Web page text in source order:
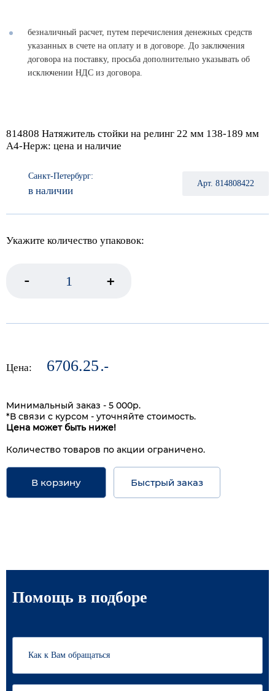
безналичный расчет, путем перечисления денежных средств
указанных в счете на оплату и в договоре. До заключения
договора на поставку, просьба дополнительно указывать об
исключении НДС из договора.
814808 Натяжитель стойки на релинг 22 мм 138-189 мм
А4-Нерж: цена и наличие
Санкт-Петербург:
в наличии
Арт. 814808422
Укажите количество упаковок:
- +
Цена: 6706.25.-
Минимальный заказ - 5 000р.
*В связи с курсом - уточняйте стоимость.
Цена может быть ниже!
Количество товаров по акции ограничено.
В корзину Быстрый заказ
Помощь в подборе